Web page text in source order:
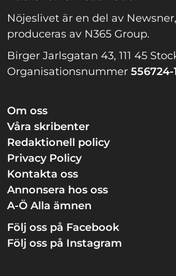
Nöjeslivet är en del av
produceras av N365 Group.
Birger Jarlsgatan 43, 111 45
Organisationsnummer 556724-
Om oss
Våra skribenter
Redaktionell policy
Privacy Policy
Kontakta oss
Annonsera hos oss
A-Ö Alla ämnen
Följ oss på Facebook
Följ oss på Instagram